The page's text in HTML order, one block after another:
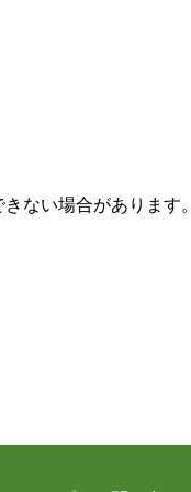
ない場合があります。